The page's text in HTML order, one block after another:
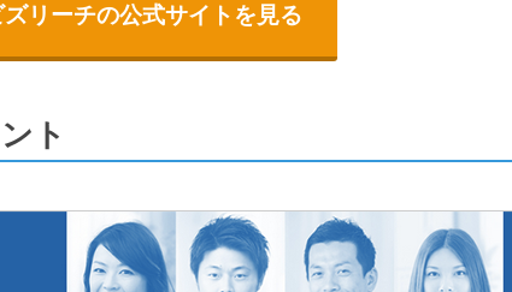
ズリーチの公式サイトを見る
ト